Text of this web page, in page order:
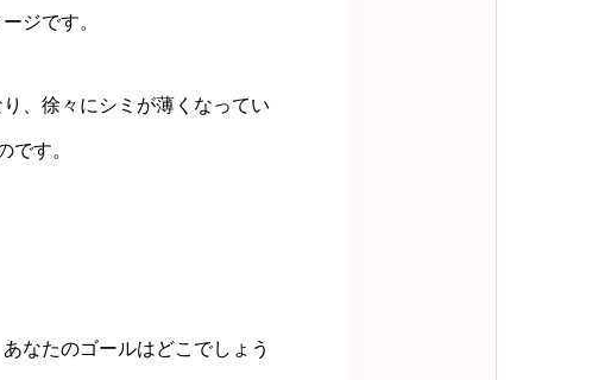
ジです。
、徐々にシミが薄くなってい
です。
なたのゴールはどこでしょう